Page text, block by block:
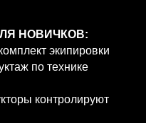
НОВИЧКОВ:
экипировки
по технике
контролируют